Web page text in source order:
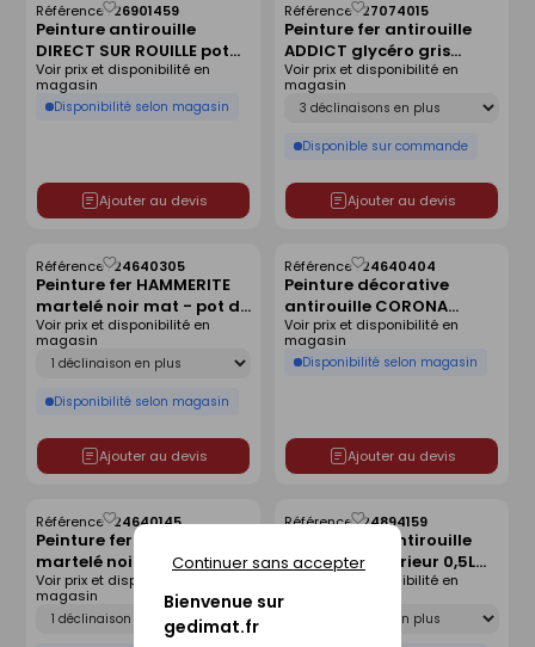
Bienvenue sur
gedimat.fr
Continuer sans accepter
Peinture antirouille
DIRECT SUR ROUILLE pot
de 250ml aspect martelé
coloris gris argent
Référence :26901459
Disponibilité selon magasin
Voir prix et disponibilité en
magasin
Ajouter au devis
Enregistrer
comme
liste
Peinture fer antirouille
ADDICT glycéro gris
anthracite - pot de 2,5l
Référence :27074015
Déclinaison
Disponible sur commande
Voir prix et disponibilité en
magasin
Ajouter au devis
Enregistrer
comme
liste
Peinture fer HAMMERITE
martelé noir mat - pot de
2.5 litres
Référence :24640305
Déclinaison
Disponibilité selon magasin
Voir prix et disponibilité en
magasin
Ajouter au devis
Enregistrer
comme
liste
Peinture décorative
antirouille CORONA
HAMMERITE aspect
brillant coloris blanc
0,75L
Référence :24640404
Disponibilité selon magasin
Voir prix et disponibilité en
magasin
Ajouter au devis
Enregistrer
comme
liste
Peinture fer HAMMERITE
martelé noir mat - pot de
0.75 litres
Référence :24640145
Déclinaison
Voir prix et disponibilité en
magasin
Enregistrer
comme
liste
Peinture fer antirouille
intérieur-extérieur 0,5L
Référence :24894159
Voir prix et disponibilité en
Enregistrer
comme
liste